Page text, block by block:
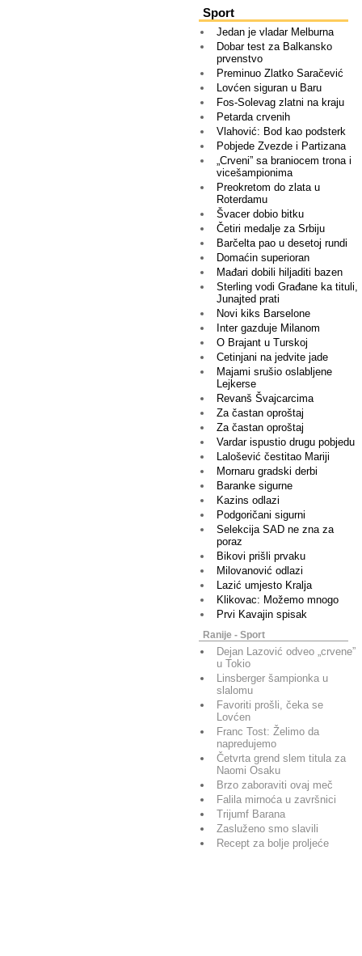
Sport
Jedan je vladar Melburna
Dobar test za Balkansko
prvenstvo
Preminuo Zlatko Saračević
Lovćen siguran u Baru
Fos-Solevag zlatni na kraju
Petarda crvenih
Vlahović: Bod kao podsterk
Pobjede Zvezde i Partizana
„Crveni” sa braniocem trona i
vicešampionima
Preokretom do zlata u
Roterdamu
Švacer dobio bitku
Četiri medalje za Srbiju
Barčelta pao u desetoj rundi
Domaćin superioran
Mađari dobili hiljaditi bazen
Sterling vodi Građane ka tituli,
Junajted prati
Novi kiks Barselone
Inter gazduje Milanom
O Brajant u Turskoj
Cetinjani na jedvite jade
Majami srušio oslabljene
Lejkerse
Revanš Švajcarcima
Za častan oproštaj
Za častan oproštaj
Vardar ispustio drugu pobjedu
Lalošević čestitao Mariji
Mornaru gradski derbi
Baranke sigurne
Kazins odlazi
Podgoričani sigurni
Selekcija SAD ne zna za
poraz
Bikovi prišli prvaku
Milovanović odlazi
Lazić umjesto Kralja
Klikovac: Možemo mnogo
Prvi Kavajin spisak
Ranije - Sport
Dejan Lazović odveo „crvene”
u Tokio
Linsberger šampionka u
slalomu
Favoriti prošli, čeka se
Lovćen
Franc Tost: Želimo da
napredujemo
Četvrta grend slem titula za
Naomi Osaku
Brzo zaboraviti ovaj meč
Falila mirnoća u završnici
Trijumf Barana
Zasluženo smo slavili
Recept za bolje proljeće